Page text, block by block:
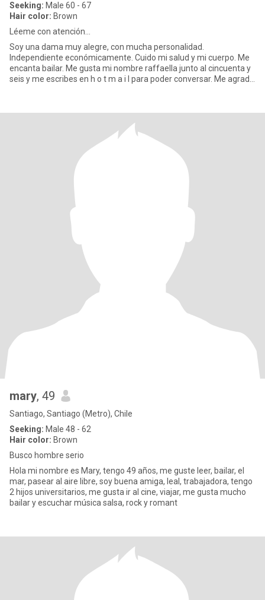
Seeking: Male 60 - 67
Hair color: Brown
Léeme con atención...
Soy una dama muy alegre, con mucha personalidad.
Independiente económicamente. Cuido mi salud y mi cuerpo. Me
encanta bailar. Me gusta mi nombre raffaella junto al cincuenta y
seis y me escribes en h o t m a i l para poder conversar. Me agrada
mary, 49
Santiago, Santiago (Metro), Chile
Seeking: Male 48 - 62
Hair color: Brown
Busco hombre serio
Hola mi nombre es Mary, tengo 49 años, me guste leer, bailar, el
mar, pasear al aire libre, soy buena amiga, leal, trabajadora, tengo
2 hijos universitarios, me gusta ir al cine, viajar, me gusta mucho
bailar y escuchar música salsa, rock y romant